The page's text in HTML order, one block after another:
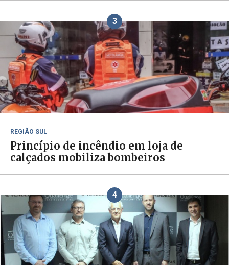
3
REGIÃO SUL
Princípio de incêndio em loja de
calçados mobiliza bombeiros
4